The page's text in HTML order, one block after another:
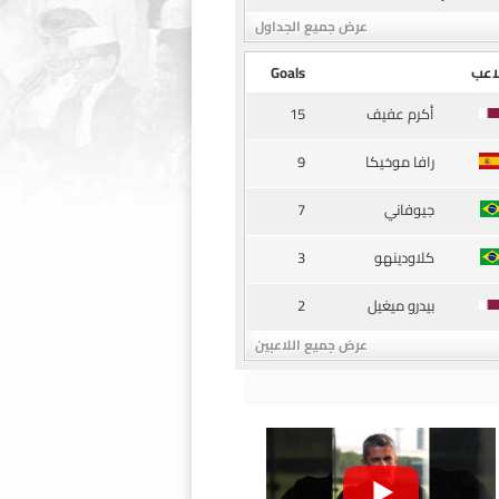
عرض جميع الجداول
Goals
أكرم عفيف
15
رافا موخيكا
9
جيوفاني
7
كلاودينهو
3
بيدرو ميغيل
2
عرض جميع اللاعبين